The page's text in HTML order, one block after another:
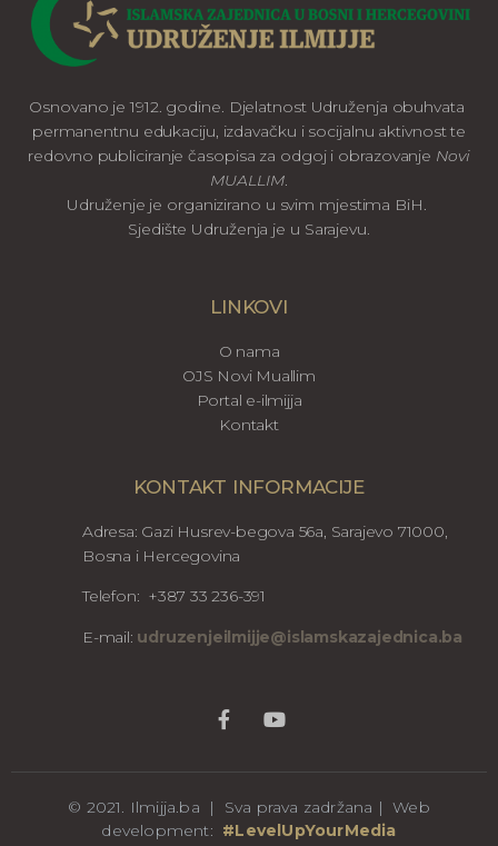
Osnovano je 1912. godine. Djelatnost Udruženja obuhvata
permanentnu edukaciju, izdavačku i socijalnu aktivnost te
redovno publiciranje časopisa za odgoj i obrazovanje Novi
MUALLIM.
Udruženje je organizirano u svim mjestima BiH.
Sjedište Udruženja je u Sarajevu.
LINKOVI
O nama
OJS Novi Muallim
Portal e-ilmijja
Kontakt
KONTAKT INFORMACIJE
Adresa: Gazi Husrev-begova 56a, Sarajevo 71000,
Bosna i Hercegovina
Telefon: +387 33 236-391
E-mail: udruzenjeilmijje@islamskazajednica.ba
© 2021. Ilmijja.ba | Sva prava zadržana | Web
development: #LevelUpYourMedia